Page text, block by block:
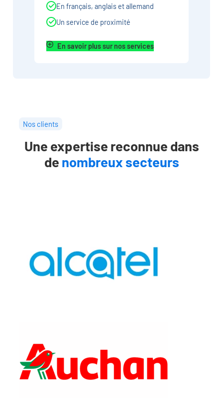
En français, anglais et allemand
Un service de proximité
En savoir plus sur nos services
Nos clients
Une expertise reconnue dans
de nombreux secteurs